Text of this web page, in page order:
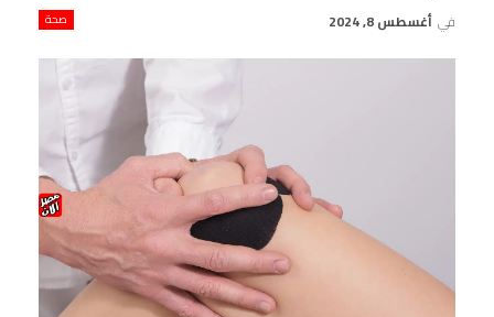
صحة في أغسطس 8, 2024